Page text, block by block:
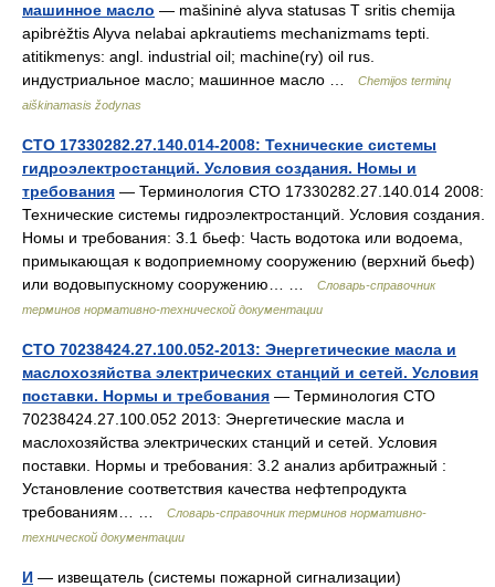
машинное масло — mašininė alyva statusas T sritis chemija
apibrėžtis Alyva nelabai apkrautiems mechanizmams tepti.
atitikmenys: angl. industrial oil; machine(ry) oil rus.
индустриальное масло; машинное масло …
Chemijos terminų
aiškinamasis žodynas
СТО 17330282.27.140.014-2008: Технические системы
гидроэлектростанций. Условия создания. Номы и
требования — Терминология СТО 17330282.27.140.014 2008:
Технические системы гидроэлектростанций. Условия создания.
Номы и требования: 3.1 бьеф: Часть водотока или водоема,
примыкающая к водоприемному сооружению (верхний бьеф)
или водовыпускному сооружению… …
Словарь-справочник
терминов нормативно-технической документации
СТО 70238424.27.100.052-2013: Энергетические масла и
маслохозяйства электрических станций и сетей. Условия
поставки. Нормы и требования — Терминология СТО
70238424.27.100.052 2013: Энергетические масла и
маслохозяйства электрических станций и сетей. Условия
поставки. Нормы и требования: 3.2 анализ арбитражный :
Установление соответствия качества нефтепродукта
требованиям… …
Словарь-справочник терминов нормативно-
технической документации
И — извещатель (системы пожарной сигнализации)